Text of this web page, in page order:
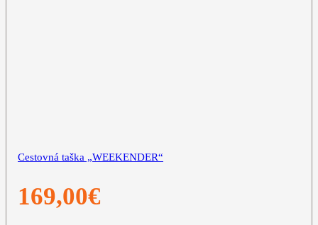
Cestovná taška „WEEKENDER“
169,00€